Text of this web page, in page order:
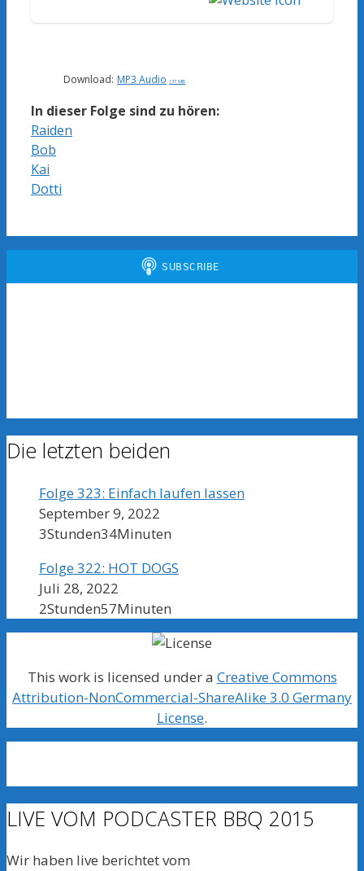
Download: MP3 Audio 137 MB
In dieser Folge sind zu hören:
Raiden
Bob
Kai
Dotti
Die letzten beiden
Folge 323: Einfach laufen lassen
September 9, 2022
3Stunden34Minuten
Folge 322: HOT DOGS
Juli 28, 2022
2Stunden57Minuten
This work is licensed under a Creative Commons
Attribution-NonCommercial-ShareAlike 3.0 Germany
License.
LIVE VOM PODCASTER BBQ 2015
Wir haben live berichtet vom